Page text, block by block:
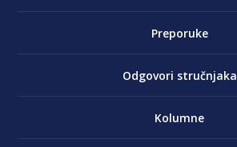
Preporuke
Odgovori stručnjaka
Kolumne